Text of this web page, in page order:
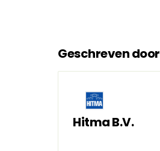
Geschreven door
Hitma B.V.